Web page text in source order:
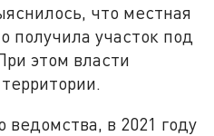
что местная
получила участок под
этом власти
в 2021 году